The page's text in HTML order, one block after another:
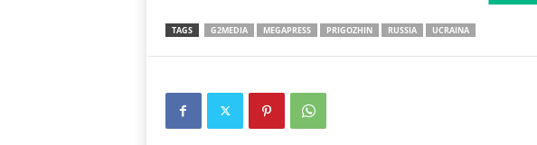
TAGS G2MEDIA MEGAPRESS PRIGOZHIN RUSSIA UCRAINA